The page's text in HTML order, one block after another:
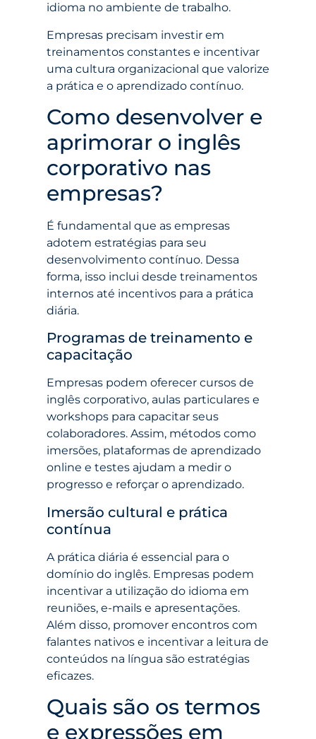
idioma no ambiente de trabalho.
Empresas precisam investir em
treinamentos constantes e incentivar
uma cultura organizacional que valorize
a prática e o aprendizado contínuo.
Como desenvolver e
aprimorar o inglês
corporativo nas
empresas?
É fundamental que as empresas
adotem estratégias para seu
desenvolvimento contínuo. Dessa
forma, isso inclui desde treinamentos
internos até incentivos para a prática
diária.
Programas de treinamento e
capacitação
Empresas podem oferecer cursos de
inglês corporativo, aulas particulares e
workshops para capacitar seus
colaboradores. Assim, métodos como
imersões, plataformas de aprendizado
online e testes ajudam a medir o
progresso e reforçar o aprendizado.
Imersão cultural e prática
contínua
A prática diária é essencial para o
domínio do inglês. Empresas podem
incentivar a utilização do idioma em
reuniões, e-mails e apresentações.
Além disso, promover encontros com
falantes nativos e incentivar a leitura de
conteúdos na língua são estratégias
eficazes.
Quais são os termos
e expressões em